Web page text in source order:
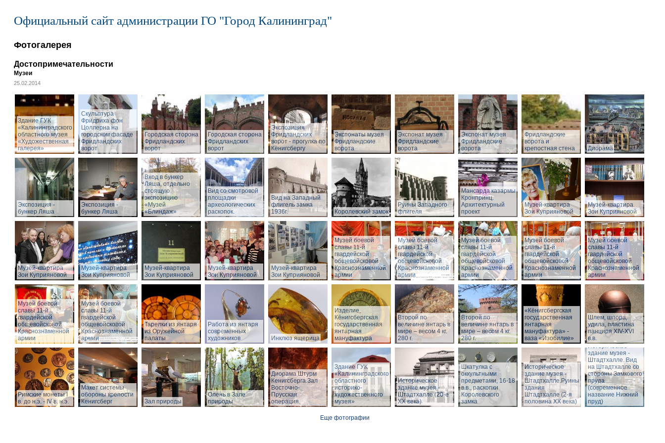
Официальный сайт администрации ГО "Город Калининград"
Фотогалерея
Достопримечательности
Музеи
25.02.2014
Здание ГУК
«Калининградского
областного музея
«Художественная
галерея»
Cкульптура
Фридриха фон
Цоллерна на
городском фасаде
Фридландских
ворот
Городская сторона
Фридландских
ворот
Городская сторона
Фридландских
ворот
Экспозиция
Фридландских
ворот - прогулка по
Кёнигсбергу
Экспонаты музея
Фридландские
ворота
Экспонат музея
Фридландские
ворота
Экспонат музея
Фридландские
ворота
Фридландские
ворота и
крепостная стена
Диорама
Экспозиция -
бункер Ляша
Экспозиция -
бункер Ляша
Вход в бункер
Ляша, отдельно
стоящую
экспозицию
«Музей
«Блиндаж»
Вид со смотровой
площадки
археологических
раскопок.
Вид на Западный
флигель замка
1936г.
Королевский замок
Руины Западного
флигеля
Мансарда казармы
Кронпринц.
Архитектурный
проект
Музей-квартира
Зои Куприяновой
Музей-квартира
Зои Куприяновой
Музей-квартира
Зои Куприяновой
Музей-квартира
Зои Куприяновой
Музей-квартира
Зои Куприяновой
Музей-квартира
Зои Куприяновой
Музей-квартира
Зои Куприяновой
Музей боевой
славы 11-й
гвардейской
общевойсковой
Краснознаменной
армии
Музей боевой
славы 11-й
гвардейской
общевойсковой
Краснознаменной
армии
Музей боевой
славы 11-й
гвардейской
общевойсковой
Краснознаменной
армии
Музей боевой
славы 11-й
гвардейской
общевойсковой
Краснознаменной
армии
Музей боевой
славы 11-й
гвардейской
общевойсковой
Краснознаменной
армии
Музей боевой
славы 11-й
гвардейской
общевойсковой
Краснознаменной
армии
Музей боевой
славы 11-й
гвардейской
общевойсковой
Краснознаменной
армии
Тарелки из янтаря
из Оружейной
палаты
Работа из янтаря
современных
художников
Инклюз ящерица
Изделие,
Кёнигсбергская
государственная
янтарная
мануфактура
Второй по
величине янтарь в
мире – весом 4 кг.
280 г.
Второй по
величине янтарь в
мире – весом 4 кг.
280 г.
«Кёнигсбергская
государственная
янтарная
мануфактура» -
ваза «Изобилие»
Шлем, шпора,
удила, пластина
панциря XIV-XVI
в.в.
Римские монеты I
в. до н.э. - IV в. н.э.
Макет системы
обороны крепости
Кенигсберг
Зал природы
Олень в Зале
природы
Диорама Штурм
Кенигсберга.Зал
Восточно-
Прусская
операция.
Здание ГУК
«Калининградского
областного
историко-
художественного
музея»
Историческое
здание музея -
Штадтхалле (20-е
XX века)
Шкатулка с
оккультными
предметами, 16-18
в.в., раскопки
Королевского
замка
Историческое
здание музея -
Штадтхалле.Руины
здания
Штадтхалле (2-я
половина ХХ века)
Историческое
здание музея -
Штадтхалле. Вид
на Штадтхалле со
стороны Замкового
пруда
(современное
название Нижний
пруд)
Еще фотографии